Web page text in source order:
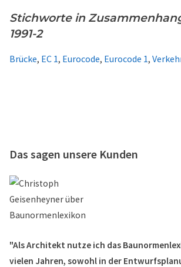
Stichworte in
1991-2
Brücke, EC 1, Eurocode, Eurocode 1,
Das sagen unsere Kunden
"Als Architekt nutze ich das
vielen Jahren, sowohl in der